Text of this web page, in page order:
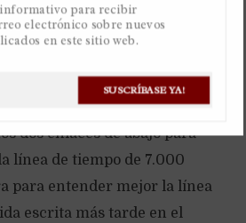
hoja de cálculo de Google o
de cálculo de Excel de
dos enlaces de abajo para
línea de tiempo de 7.000
para entender mejor la línea
escrita más tarde en el
SUSCRÍBASE YA!
para recibir
electrónico sobre nuevos
en este sitio web.